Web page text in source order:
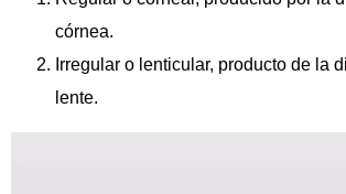
córnea.
Irregular o lenticular, producto de la
lente.